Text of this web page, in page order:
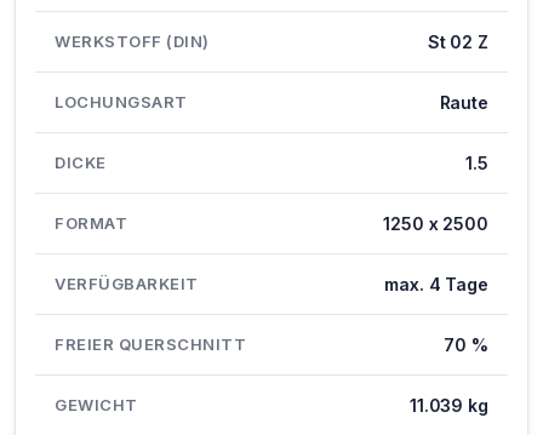
WERKSTOFF (DIN) St 02 Z
LOCHUNGSART Raute
DICKE 1.5
FORMAT 1250 x 2500
VERFÜGBARKEIT max. 4 Tage
FREIER QUERSCHNITT 70 %
GEWICHT 11.039 kg